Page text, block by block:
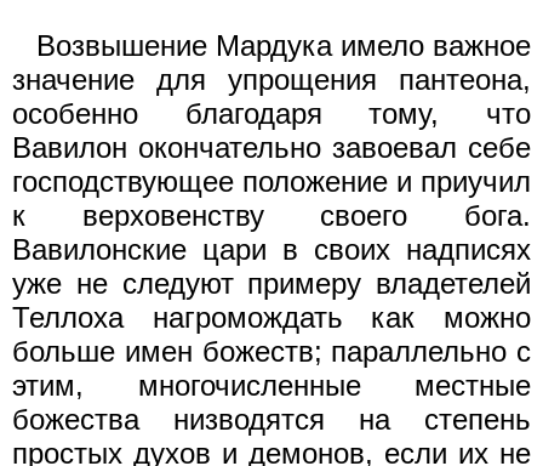
Возвышение Мардука имело важное
значение для упрощения пантеона,
особенно благодаря тому, что
Вавилон окончательно завоевал себе
господствующее положение и приучил
к верховенству своего бога.
Вавилонские цари в своих надписях
уже не следуют примеру владетелей
Теллоха нагромождать как можно
больше имен божеств; параллельно с
этим, многочисленные местные
божества низводятся на степень
простых духов и демонов, если их не